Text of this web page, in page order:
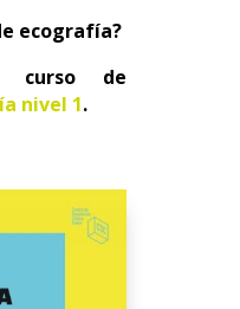
ecografía?
curso de
nivel 1.